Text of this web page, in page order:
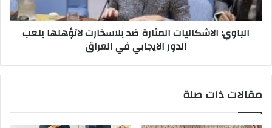
الدور
الايجابي
الباوي: الاشكاليات المثارة ضد بلاسخارت لاتؤهلها بلعب
الدور الايجابي في العراق
مقالات ذات صلة